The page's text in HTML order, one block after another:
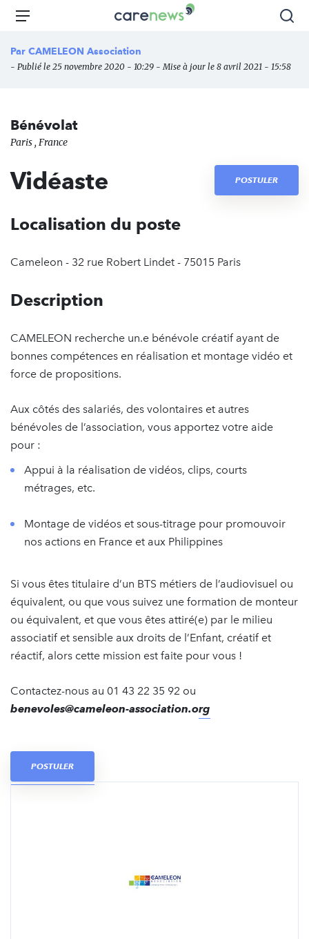
Aller
principal
Carenews,
média
des
Menu
Par CAMELEON Association
- Publié le 25 novembre 2020 - 10:29 - Mise à jour le 8 avril 2021 - 15:58
Bénévolat
Paris , France
Vidéaste POSTULER
Localisation du poste
Cameleon - 32 rue Robert Lindet - 75015 Paris
Description
CAMELEON recherche un.e bénévole créatif ayant de
bonnes compétences en réalisation et montage vidéo et
force de propositions.
Aux côtés des salariés, des volontaires et autres
bénévoles de l’association, vous apportez votre aide
pour :
Appui à la réalisation de vidéos, clips, courts
métrages, etc.
Montage de vidéos et sous-titrage pour promouvoir
nos actions en France et aux Philippines
Si vous êtes titulaire d’un BTS métiers de l’audiovisuel ou
équivalent, ou que vous suivez une formation de monteur
ou équivalent, et que vous êtes attiré(e) par le milieu
associatif et sensible aux droits de l’Enfant, créatif et
réactif, alors cette mission est faite pour vous !
Contactez-nous au 01 43 22 35 92 ou
benevoles@cameleon-association.org
POSTULER